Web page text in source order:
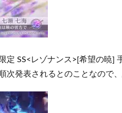
定 SS<レゾナンス>[希望の暁]
次発表されるとのことなので